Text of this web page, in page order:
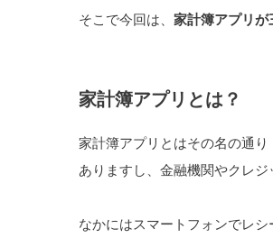
そこで今回は、 家計簿アプリ
家計簿アプリとは？
家計簿アプリとはその名の通
ありますし、金融機関やクレ
なかにはスマートフォンでレ